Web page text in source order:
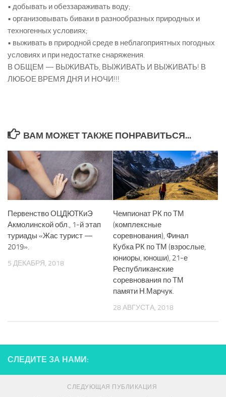
• добывать и обеззараживать воду;
• организовывать биваки в разнообразных природных и
техногенных условиях;
• выживать в природной среде в неблагоприятных погодных
условиях и при недостатке снаряжения.
В ОБЩЕМ — ВЫЖИВАТЬ, ВЫЖИВАТЬ И ВЫЖИВАТЬ! В
ЛЮБОЕ ВРЕМЯ ДНЯ И НОЧИ!!!
ВАМ МОЖЕТ ТАКЖЕ ПОНРАВИТЬСЯ...
Первенство ОЦДЮТКиЭ
Акмолинской обл., 1-й этап
туриады «Жас турист —
2019».
5 ДЕКАБРЯ, 2018
Чемпионат РК по ТМ
(комплексные
соревнования), Финал
Кубка РК по ТМ (взрослые,
юниоры, юноши), 21-е
Республиканские
соревнования по ТМ
памяти Н.Марчук.
28 АВГУСТА, 2018
СЛЕДИТЕ ЗА НАМИ:
СЛЕДУЮЩАЯ ПУБЛИКАЦИЯ